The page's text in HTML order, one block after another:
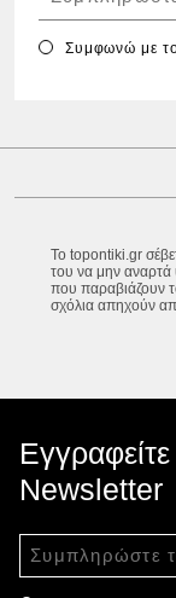
Συμφωνώ με
Το topontiki.gr
του να μην αναρτά
που παραβιάζουν
σχόλια απηχούν
Newsletter